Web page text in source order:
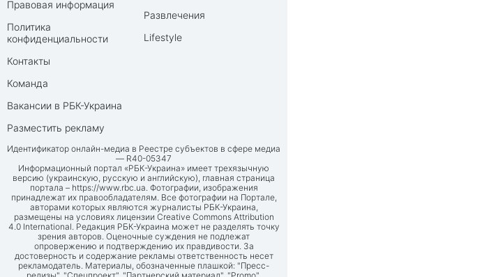
Правовая информация
Политика
конфиденциальности
Контакты
Команда
Вакансии в РБК-Украина
Разместить рекламу
Развлечения
Lifestyle
Идентификатор онлайн-медиа в Реестре субъектов в сфере медиа
— R40-05347
Информационный портал «РБК-Украина» имеет трехязычную
версию (украинскую, русскую и английскую), главная страница
портала – https://www.rbc.ua. Фотографии, изображения
принадлежат их правообладателям. Все фотографии на Портале,
авторами которых являются журналисты РБК-Украина,
размещены на условиях лицензии Creative Commons Attribution
4.0 International. Редакция РБК-Украина может не разделять точку
зрения авторов. Оценочные суждения не подлежат
опровержению и подтверждению их правдивости. За
достоверность и содержание рекламы ответственность несет
рекламодатель. Материалы, обозначенные плашкой: "Пресс-